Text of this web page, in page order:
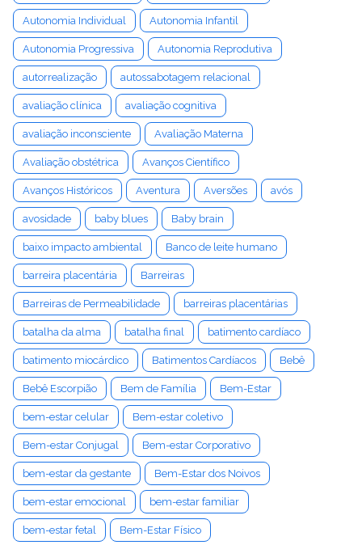
Autonomia Individual Autonomia Infantil
Autonomia Progressiva Autonomia Reprodutiva
autorrealização autossabotagem relacional
avaliação clínica avaliação cognitiva
avaliação inconsciente Avaliação Materna
Avaliação obstétrica Avanços Científico
Avanços Históricos Aventura Aversões avós
avosidade baby blues Baby brain
baixo impacto ambiental Banco de leite humano
barreira placentária Barreiras
Barreiras de Permeabilidade barreiras placentárias
batalha da alma batalha final batimento cardíaco
batimento miocárdico Batimentos Cardíacos Bebê
Bebê Escorpião Bem de Família Bem-Estar
bem-estar celular Bem-estar coletivo
Bem-estar Conjugal Bem-estar Corporativo
bem-estar da gestante Bem-Estar dos Noivos
bem-estar emocional bem-estar familiar
bem-estar fetal Bem-Estar Físico